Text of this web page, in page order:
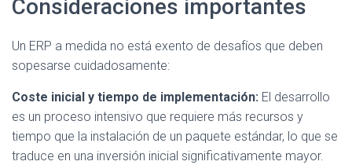
Consideraciones importantes
Un ERP a medida no está exento de desafíos que deben
sopesarse cuidadosamente:
Coste inicial y tiempo de implementación: El desarrollo
es un proceso intensivo que requiere más recursos y
tiempo que la instalación de un paquete estándar, lo que se
traduce en una inversión inicial significativamente mayor.